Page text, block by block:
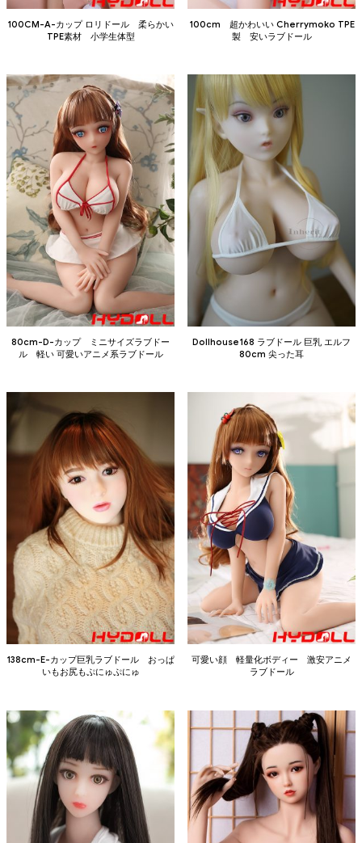
100CM-A-カップ ロリドール 柔らかい
TPE素材 小学生体型
100cm 超かわいい Cherrymoko TPE
製 安いラブドール
80cm-D-カップ ミニサイズラブドー
ル 軽い 可愛いアニメ系ラブドール
Dollhouse168 ラブドール 巨乳 エルフ
80cm 尖った耳
138cm-E-カップ巨乳ラブドール おっぱ
いもお尻もぷにゅぷにゅ
可愛い顔 軽量化ボディー 激安アニメ
ラブドール